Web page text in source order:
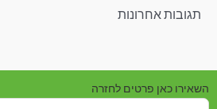
תגובות אחרונות
השאירו כאן פרטים לחזרה